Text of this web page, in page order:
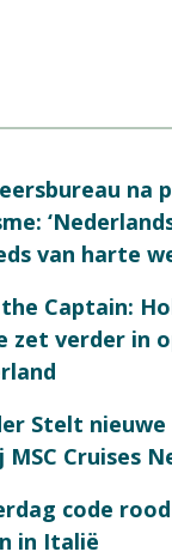
na
van harte
Captain:
zet verder in
Stelt nieuwe
MSC Cruises
code
in Italië